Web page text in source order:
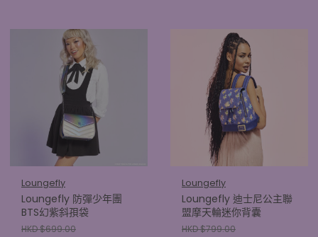
Loungefly
Loungefly 防彈少年團
BTS幻紫斜孭袋
HKD $699.00
Loungefly
Loungefly 迪士尼公主聯
盟摩天輪迷你背囊
HKD $799.00